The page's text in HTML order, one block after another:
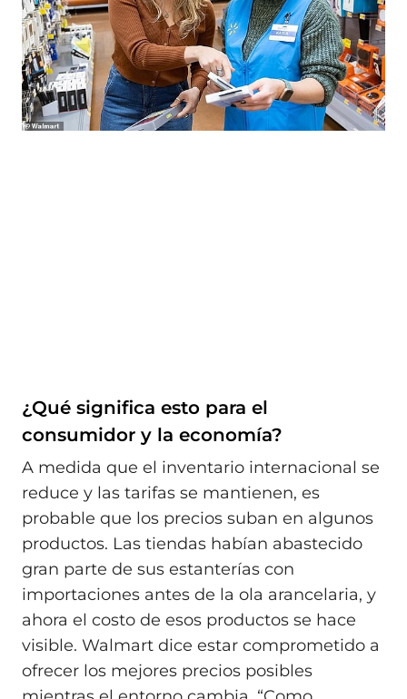
¿Qué significa esto para el
consumidor y la economía?
A medida que el inventario internacional se
reduce y las tarifas se mantienen, es
probable que los precios suban en algunos
productos. Las tiendas habían abastecido
gran parte de sus estanterías con
importaciones antes de la ola arancelaria, y
ahora el costo de esos productos se hace
visible. Walmart dice estar comprometido a
ofrecer los mejores precios posibles